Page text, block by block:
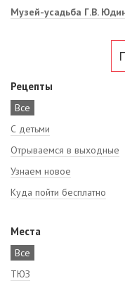
Музей-усадьба Г.В.
Рецепты
Все
С детьми
Отрываемся в выходные
Узнаем новое
Куда пойти бесплатно
Места
Все
ТЮЗ